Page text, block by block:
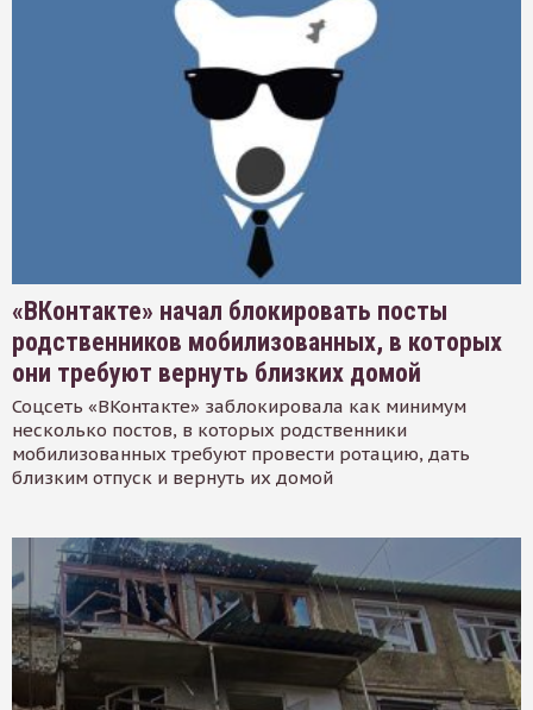
«ВКонтакте» начал блокировать посты
родственников мобилизованных, в которых
они требуют вернуть близких домой
Соцсеть «ВКонтакте» заблокировала как минимум
несколько постов, в которых родственники
мобилизованных требуют провести ротацию, дать
близким отпуск и вернуть их домой